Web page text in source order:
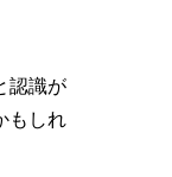
認識が
もしれ